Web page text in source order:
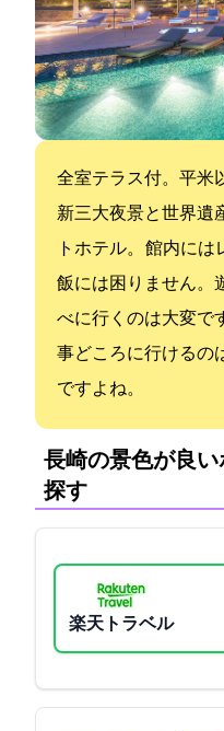
全室テラス付。46平
新三大夜景と世界遺
トホテル。 館内に
飯には困りません。
べに行くのは大変で
事どころに行けるの
ですよね。
長崎の景色が良い
探す
楽天トラベル